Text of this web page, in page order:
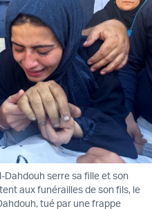
Dahdouh serre sa fille et son
aux funérailles de son fils, le
tué par une frappe